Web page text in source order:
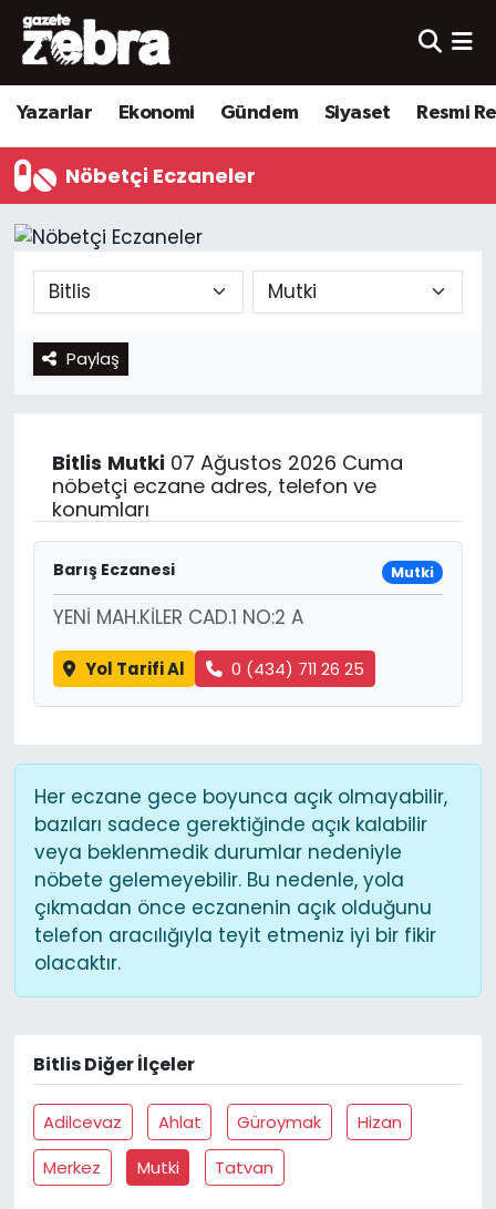
Yazarlar Ekonomi Gündem Siyaset Resmi
Nöbetçi Eczaneler
Paylaş
Bitlis Mutki07 Ağustos 2026 Cuma
nöbetçi eczane adres, telefon ve
konumları
Barış Eczanesi Mutki
YENİ MAH.KİLER CAD.1 NO:2 A
Yol Tarifi Al 0 (434) 711 26 25
Her eczane gece boyunca açık olmayabilir,
bazıları sadece gerektiğinde açık kalabilir
veya beklenmedik durumlar nedeniyle
nöbete gelemeyebilir. Bu nedenle, yola
çıkmadan önce eczanenin açık olduğunu
telefon aracılığıyla teyit etmeniz iyi bir fikir
olacaktır.
Bitlis Diğer İlçeler
Adilcevaz Ahlat Güroymak
Hizan
Merkez
Mutki Tatvan
Yazarlar
Ekonomi
Kültür-Sanat
Yerel
Spor
Nöbetçi Eczaneler
Hava Durumu
Trafik Durumu
Süper Lig Puan Durumu ve Fikstür
Tüm Manşetler
Son Dakika Haberleri